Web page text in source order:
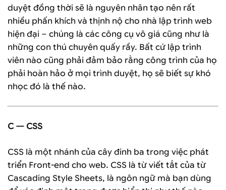
duyệt đồng thời sẽ là nguyên nhân tạo nên rất
nhiều phấn khích và thịnh nộ cho nhà lập trình web
hiện đại – chúng là các công cụ vô giá cũng như là
những con thú chuyên quấy rầy. Bất cứ lập trình
viên nào cũng phải đảm bảo rằng công trình của họ
phải hoàn hảo ở mọi trình duyệt, họ sẽ biết sự khó
nhọc đó là thế nào.
C — CSS
CSS là một nhánh của cây đinh ba trong việc phát
triển Front-end cho web. CSS là từ viết tắt của từ
Cascading Style Sheets, là ngôn ngữ mà bạn dùng